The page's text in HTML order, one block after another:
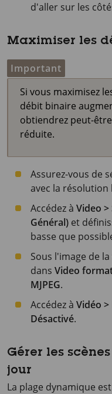
d'aller sur les
Maximiser les
Important
Si vous maximisez
débit binaire
obtiendrez peut-
réduite.
Assurez-vous de
avec la résolution
Accédez à Video >
Général) et
basse que
Sous l'image de
dans Video
MJPEG.
Accédez à Vidéo
Désactivé.
Gérer les
jour
La plage dynamique